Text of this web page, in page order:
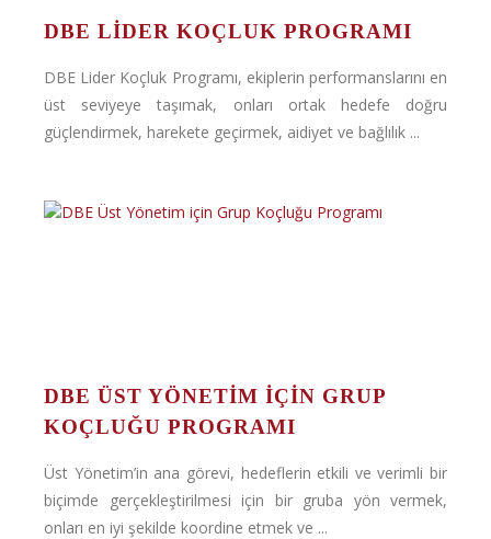
DBE LIDER KOÇLUK PROGRAMI
DBE Lider Koçluk Programı, ekiplerin performanslarını en
üst seviyeye taşımak, onları ortak hedefe doğru
güçlendirmek, harekete geçirmek, aidiyet ve bağlılık ...
DBE ÜST YÖNETIM IÇIN GRUP
KOÇLUĞU PROGRAMI
Üst Yönetim’in ana görevi, hedeflerin etkili ve verimli bir
biçimde gerçekleştirilmesi için bir gruba yön vermek,
onları en iyi şekilde koordine etmek ve ...